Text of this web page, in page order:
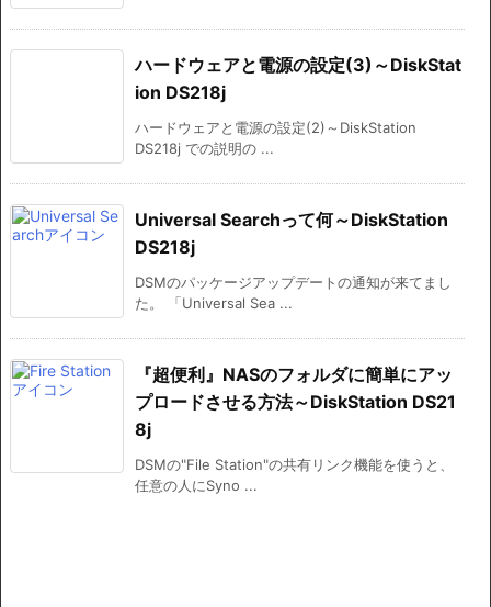
ハードウェアと電源の設定(3)～DiskStat
ion DS218j
ハードウェアと電源の設定(2)～DiskStation
DS218j での説明の ...
Universal Searchって何～DiskStation
DS218j
DSMのパッケージアップデートの通知が来てまし
た。 「Universal Sea ...
『超便利』NASのフォルダに簡単にアッ
プロードさせる方法～DiskStation DS21
8j
DSMの"File Station"の共有リンク機能を使うと、
任意の人にSyno ...